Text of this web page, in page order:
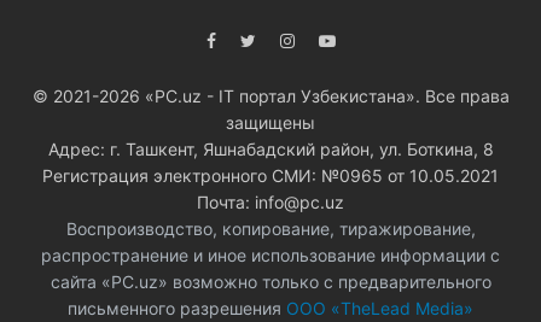
© 2021-2026 «PC.uz - IT портал Узбекистана». Все права
защищены
Адрес: г. Ташкент, Яшнабадский район, ул. Боткина, 8
Регистрация электронного СМИ: №0965 от 10.05.2021
Почта: info@pc.uz
Воспроизводство, копирование, тиражирование,
распространение и иное использование информации с
сайта «PC.uz» возможно только с предварительного
письменного разрешения ООО «TheLead Media»